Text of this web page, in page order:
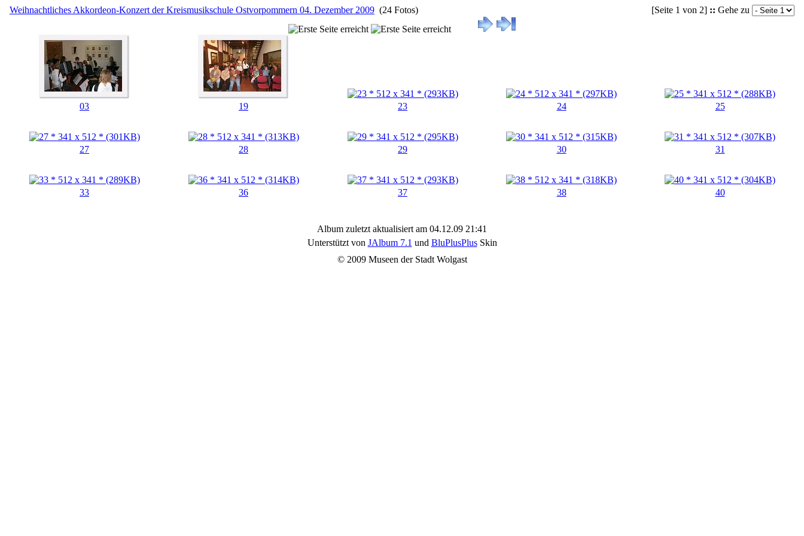
Weihnachtliches Akkordeon-Konzert der Kreismusikschule Ostvorpommern 04. Dezember 2009 (24 Fotos) [Seite 1 von 2] :: Gehe zu
03 19 23 24 25
27 28 29 30 31
33 36 37 38 40
Album zuletzt aktualisiert am 04.12.09 21:41
Unterstützt von JAlbum 7.1 und BluPlusPlusSkin
© 2009 Museen der Stadt Wolgast